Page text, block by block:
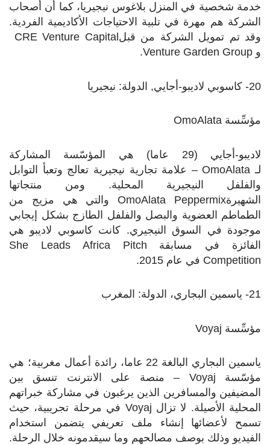
خدمة شخصية في المنزل بلاغوس نيجيريا، كما أن أصحاب
الشركة هم مهرة في تلبية الاحتياجات الأكاديمية الفردية.
وقد تم تمويل الشركة من قبل CRE Venture Capital
و Venture Garden Group
.
20- كاسوبي لاديبو-أجايي, الدولة: نيجيريا
مؤسِّسة OmoAlata
لاديبو-أجايي (29 عاما) هي المؤسّسة المشاركة
لـ OmoAlata – علامة تجارية نيجيرية تعالج وتعبأ التوابل
والفلفل النيجيرية المحلية. ومن منتجاتها
الشهيرةOmoAlata Peppermix والتي هي مزيج من
الطماطم العضوية والبصل والفلفل الطازج بشكل إيجابي
موجودة في السوق النيجيري. كانت كاسوبي لاديبو هي
الفائزة في مسابقة She Leads Africa Pitch
Competition في عام 2015.
21- ياسمين البجاري، الدولة: المغرب
مؤسِّسة Voyaj
ياسمين البجاري البالغة 22 عاما، رائدة أعمال مغربية؛ هي
مؤسّسة Voyaj – منصة على الانترنت تنسق بين
المضيفين والمسافرين الذين يرغبون في مشاركة خبراتهم
المحلية الأصيلة. لا تزال Voyaj في مرحلة تجريبية، حيث
تسمح لأعضائها إنشاء ملف تعريفي يتضمن استخدام
الفيديو وذلك بوصف مصالحهم وما سيقدمونه خلال الرحلة.